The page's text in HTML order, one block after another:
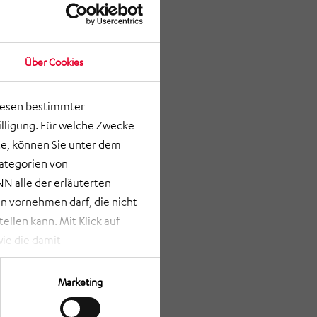
Über Cookies
bestimmter
Für welche Zwecke
können Sie unter dem
von
alle der erläuterten
vornehmen darf, die nicht
kann. Mit Klick auf
die damit
bei Klick auf „ANPASSEN“
nur die Informationen
gestellt werden
Marketing